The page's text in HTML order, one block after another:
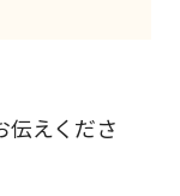
えくださ